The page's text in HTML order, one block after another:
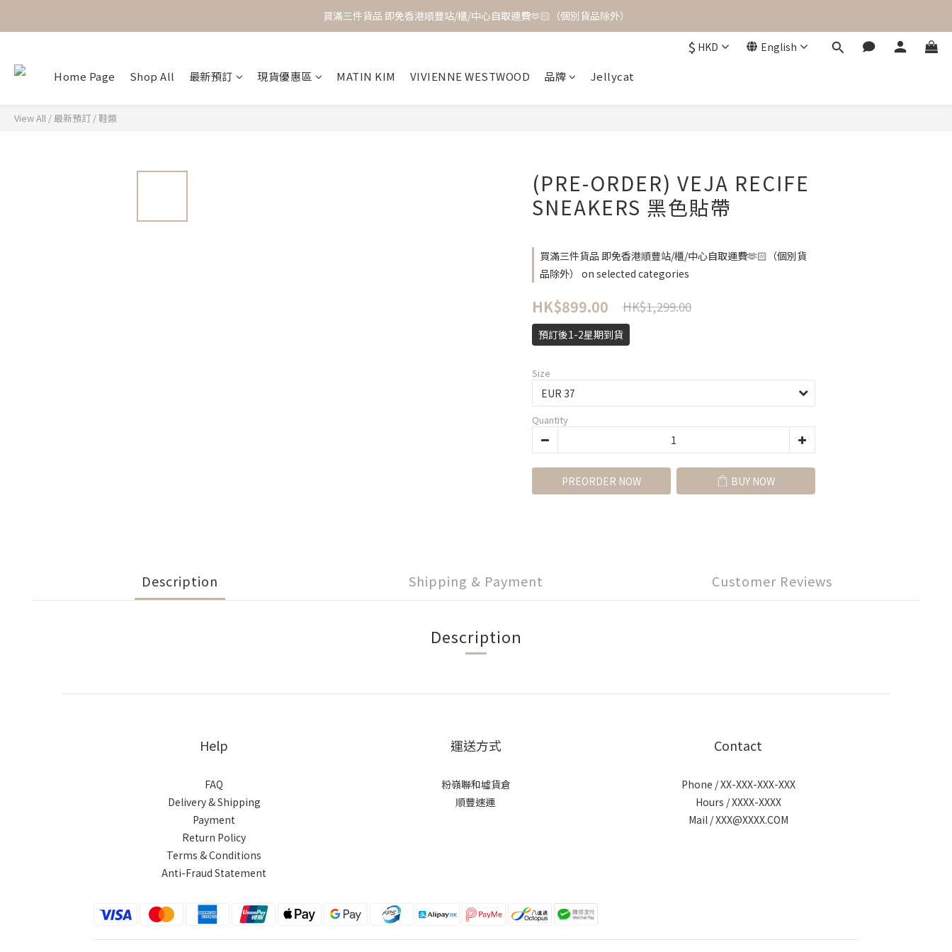
買滿三件貨品 即免香港順豐站/櫃/中心自取運費🫶🏻（個別貨品除外）
$ HKD English
Home Page Shop All 最新預訂 現貨優惠區 MATIN KIM VIVIENNE WESTWOOD 品牌 Jellycat
View All /最新預訂 /鞋類
(PRE-ORDER) VEJA RECIFE
SNEAKERS 黑色貼帶
買滿三件貨品 即免香港順豐站/櫃/中心自取運費🫶🏻（個別貨
品除外） on selected categories
HK$899.00 HK$1,299.00
預訂後1-2星期到貨
Size
Quantity
PREORDER NOW BUY NOW
Description Shipping & Payment Customer Reviews
Description
Help
FAQ
Delivery & Shipping
Payment
Return Policy
Terms & Conditions
Anti-Fraud Statement
運送方式
粉嶺聯和墟貨倉
順豐速運
Contact
Phone / XX-XXX-XXX-XXX
Hours / XXXX-XXXX
Mail / XXX@XXXX.COM